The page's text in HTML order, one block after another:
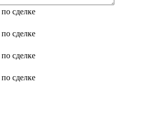
сделке
сделке
сделке
сделке